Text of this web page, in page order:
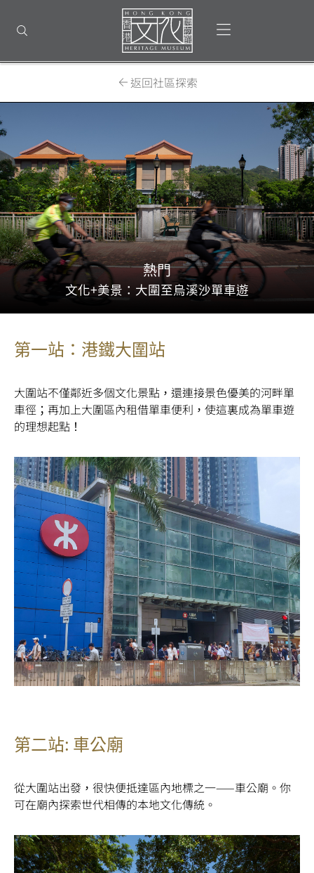
部
打開搜尋
首
頁
打開選單
返回社區探索
熱門
文化+美景：大圍至烏溪沙單車遊
第一站：港鐵大圍站
大圍站不僅鄰近多個文化景點，還連接景色優美的河畔單
車徑；再加上大圍區內租借單車便利，使這裏成為單車遊
的理想起點！
第二站: 車公廟
從大圍站出發，很快便抵達區內地標之一——車公廟。你
可在廟內探索世代相傳的本地文化傳統。